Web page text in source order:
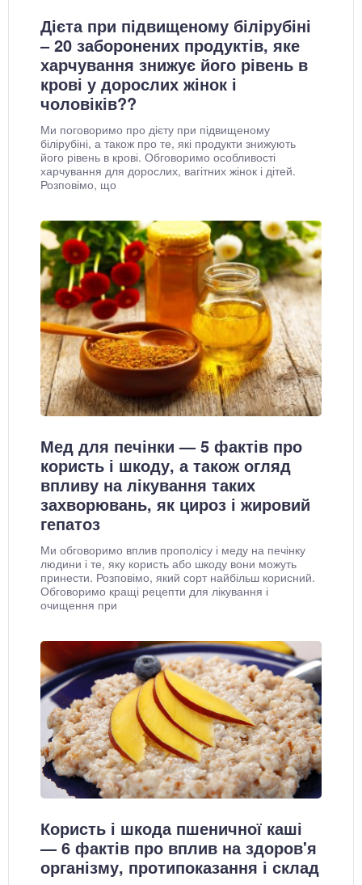
Дієта при підвищеному білірубіні
– 20 заборонених продуктів, яке
харчування знижує його рівень в
крові у дорослих жінок і
чоловіків??
Ми поговоримо про дієту при підвищеному
білірубіні, а також про те, які продукти знижують
його рівень в крові. Обговоримо особливості
харчування для дорослих, вагітних жінок і дітей.
Розповімо, що
Мед для печінки — 5 фактів про
користь і шкоду, а також огляд
впливу на лікування таких
захворювань, як цироз і жировий
гепатоз
Ми обговоримо вплив прополісу і меду на печінку
людини і те, яку користь або шкоду вони можуть
принести. Розповімо, який сорт найбільш корисний.
Обговоримо кращі рецепти для лікування і
очищення при
Користь і шкода пшеничної каші
— 6 фактів про вплив на здоров'я
організму, протипоказання і склад